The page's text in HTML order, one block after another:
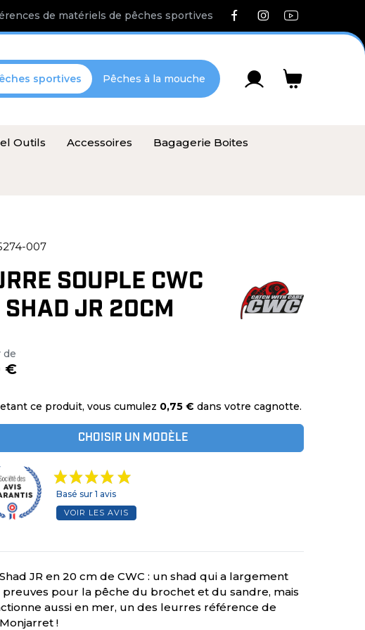
de matériels de pêches sportives
sportives Pêches à la mouche
Outils Accessoires Bagagerie Boites
007
SOUPLE CWC
SHAD JR 20CM
de
€
ce produit, vous cumulez 0,75 € dans votre cagnotte.
CHOISIR UN MODÈLE
Basé sur 1 avis
VOIR LES AVIS
JR en 20 cm de CWC : un shad qui a largement
preuves pour la pêche du brochet et du sandre, mais
aussi en mer, un des leurres référence de
!